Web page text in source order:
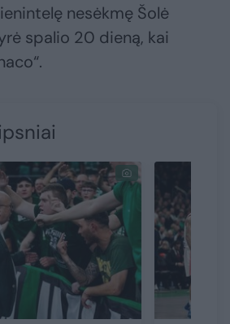
nesėkmę Šolė
spalio 20 dieną, kai